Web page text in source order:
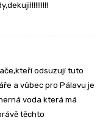
odsuzují tuto
a vůbec pro Pálavu je
voda která má
těchto